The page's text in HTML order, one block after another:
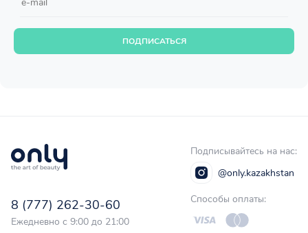
ПОДПИСАТЬСЯ
8 (777) 262-30-60
Ежедневно с 9:00 до 21:00
Подписывайтесь на нас:
@only.kazakhstan
Способы оплаты: